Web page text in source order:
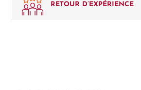
RETOUR D’EXPÉRIENCE